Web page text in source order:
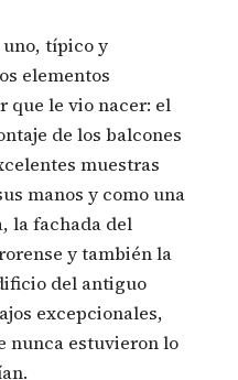
uno, típico y
elementos
que le vio nacer: el
de los balcones
muestras
manos y como una
la fachada del
y también la
del antiguo
excepcionales,
nunca estuvieron lo